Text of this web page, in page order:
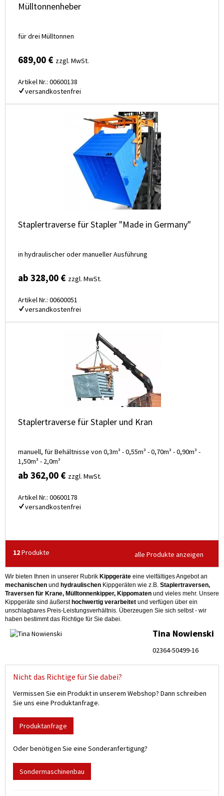
Mülltonnenheber
für drei Mülltonnen
689,00 € zzgl. MwSt.
Artikel Nr.: 00600138
versandkostenfrei
Staplertraverse für Stapler "Made in Germany"
in hydraulischer oder manueller Ausführung
ab 328,00 € zzgl. MwSt.
Artikel Nr.: 00600051
versandkostenfrei
Staplertraverse für Stapler und Kran
manuell, für Behältnisse von 0,3m³ - 0,55m³ - 0,70m³ - 0,90m³ -
1,50m³ - 2,0m³
ab 362,00 € zzgl. MwSt.
Artikel Nr.: 00600178
versandkostenfrei
12Produkte alle Produkte anzeigen
Wir bieten Ihnen in unserer Rubrik Kippgeräte eine vielfältiges Angebot an
mechanischen und hydraulischen Kippgeräten wie z.B. Staplertraversen,
Traversen für Krane, Mülltonnenkipper, Kippomaten und vieles mehr. Unsere
Kippgeräte sind äußerst hochwertig verarbeitet und verfügen über ein
unschlagbares Preis-Leistungsverhältnis. Überzeugen Sie sich selbst - wir
haben bestimmt das Richtige für Sie dabei.
Tina Nowienski
02364-50499-16
Nicht das Richtige für Sie dabei?
Vermissen Sie ein Produkt in unserem Webshop? Dann schreiben
Sie uns eine Produktanfrage.
Produktanfrage
Oder benötigen Sie eine Sonderanfertigung?
Sondermaschinenbau